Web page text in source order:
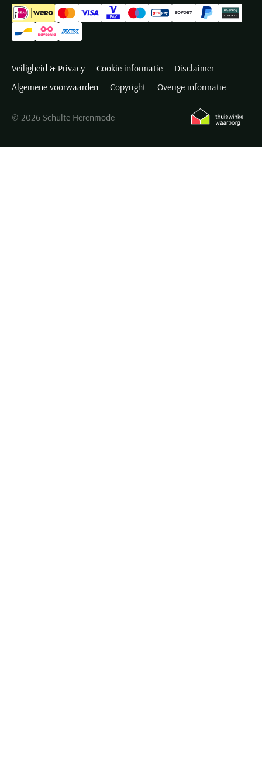
Veiligheid & Privacy Cookie informatie
Disclaimer
Algemene voorwaarden
Copyright Overige informatie
© 2026 Schulte Herenmode